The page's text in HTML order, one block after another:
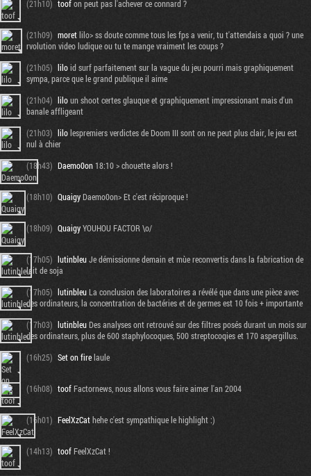
(21h10) toofon peut pas l'achever ce connard ?
(21h09) moretlilo> ss doute comme tous les fps a venir, tu t'attendais a quoi ? une
rvolution video ludique ou tu te mange vraiment les coups ?
(21h05) liloid surf parfaitement sur la vague du jeu pourri mais graphiquement
sympa, parce que le grand publique il aime
(21h04) liloun shoot certes glauque et graphiquement impressionant mais d'un
banale affligeant
(21h03) lilolespremiers verdictes de Doom III sont on ne peut plus clair, le jeu est
nul à chier
(18h43) Daemo0on18:10 > chouette alors !
(18h10) QuaigyDaemo0on> Et c'est réciproque !
(18h09) QuaigyYOUHOU FACTOR \o/
(17h05) lutinbleuJe démissionne demain et mùe reconvertis dans la fabrication de
lait de soja
(17h05) lutinbleuLa conclusion des laboratoires a révélé que dans une pièce avec
des ordinateurs, la concentration de bactéries et de germes est 10 fois + importante
(17h03) lutinbleuDes analyses ont retrouvé sur des filtres posés durant un mois sur
des ordinateurs, plus de 600 staphylocoques, 500 streptocoqies et 170 aspergillus.
(16h25) Set on firelaule
(16h08) toofFactornews, nous allons vous faire aimer l'an 2004
(16h01) FeelXzCathehe c'est sympathique le highlight :)
(14h13) toofFeelXzCat !